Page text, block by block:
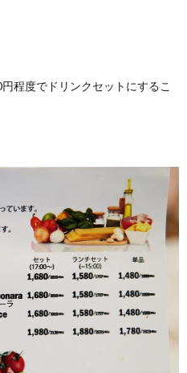
程度でドリンクセットにするこ